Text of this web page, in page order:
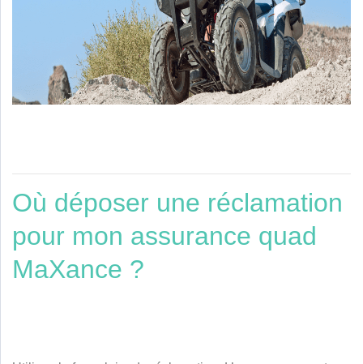
Où déposer une réclamation
pour mon assurance quad
MaXance ?